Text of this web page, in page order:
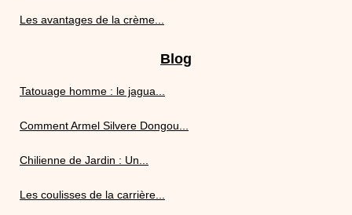
Les avantages de la crème...
Blog
Tatouage homme : le jagua...
Comment Armel Silvere Dongou...
Chilienne de Jardin : Un...
Les coulisses de la carrière...